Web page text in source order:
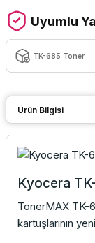
Uyumlu
TK-685 Toner
Ürün Bilgisi
Kyocera
TonerMAX TK-
kartuşlarının